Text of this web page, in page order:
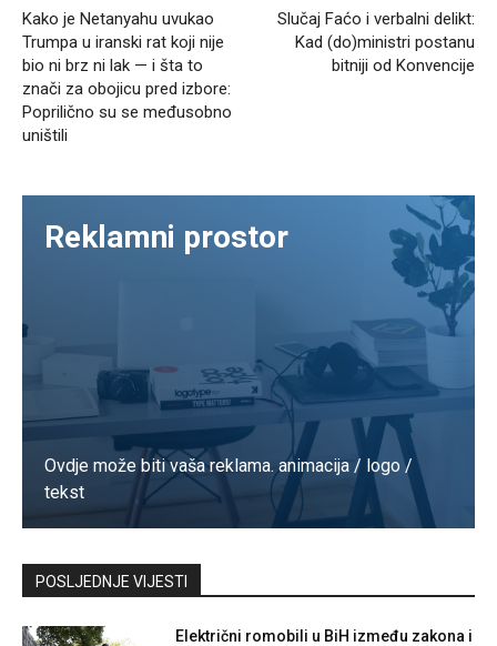
Kako je Netanyahu uvukao
Trumpa u iranski rat koji nije
bio ni brz ni lak — i šta to
znači za obojicu pred izbore:
Poprilično su se međusobno
uništili
Slučaj Faćo i verbalni delikt:
Kad (do)ministri postanu
bitniji od Konvencije
Reklamni prostor
Ovdje može biti vaša reklama. animacija / logo /
tekst
Kontaktirajte nas
POSLJEDNJE VIJESTI
Električni romobili u BiH između zakona i